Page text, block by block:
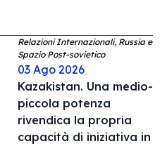
Relazioni Internazionali, Russia e
Spazio Post-sovietico
03 Ago 2026
Kazakistan. Una medio-
piccola potenza
rivendica la propria
capacità di iniziativa in